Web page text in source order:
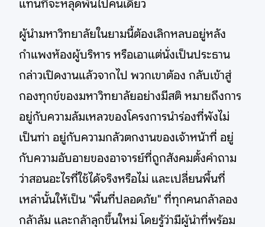
แทนที่จะหลุดพ้นไปคนเดียว
ผู้นำมหาวิทยาลัยในยามนี้ต้องเลิกหลบอยู่หลัง
กำแพงห้องผู้บริหาร หรือเอาแต่นั่งเป็นประธาน
กล่าวเปิดงานแล้วจากไป พวกเขาต้อง กลับเข้าสู่
กองทุกข์ของมหาวิทยาลัยอย่างมีสติ หมายถึงการ
อยู่กับความล้มเหลวของโครงการนำร่องที่พังไม่
เป็นท่า อยู่กับความกลัวตกงานของเจ้าหน้าที่ อยู่
กับความอับอายของอาจารย์ที่ถูกสังคมตั้งคำถาม
ว่าสอนอะไรที่ใช้ได้จริงหรือไม่ และเปลี่ยนพื้นที่
เหล่านั้นให้เป็น "พื้นที่ปลอดภัย" ที่ทุกคนกล้าลอง
กล้าล้ม และกล้าลุกขึ้นใหม่ โดยรู้ว่ามีผู้นำที่พร้อม